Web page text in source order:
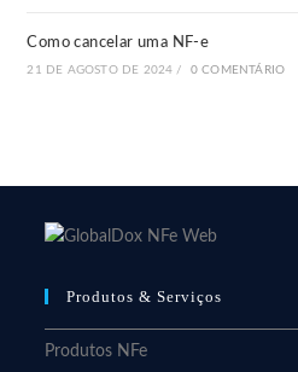
Como cancelar uma NF-e
21 DE AGOSTO DE 2024 / 0 COMENTÁRIO
Produtos & Serviços
Produtos NFe